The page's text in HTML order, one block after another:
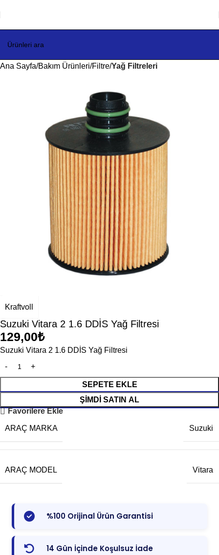
Ana Sayfa Bakım Ürünleri Filtre Yağ Filtreleri
Kraftvoll
Suzuki Vitara 2 1.6 DDİS Yağ Filtresi
129,00₺
Suzuki Vitara 2 1.6 DDİS Yağ Filtresi
SEPETE EKLE
ŞIMDI SATIN AL
Favorilere Ekle
ARAÇ MARKA Suzuki
ARAÇ MODEL Vitara
%100 Orijinal Ürün Garantisi
14 Gün İçinde Koşulsuz İade